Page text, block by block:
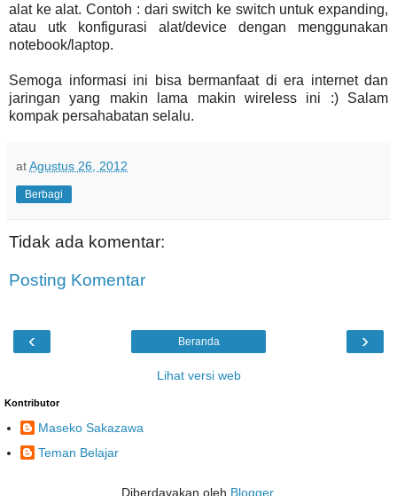
alat ke alat. Contoh : dari switch ke switch untuk expanding,
atau utk konfigurasi alat/device dengan menggunakan
notebook/laptop.
Semoga informasi ini bisa bermanfaat di era internet dan
jaringan yang makin lama makin wireless ini :) Salam
kompak persahabatan selalu.
atAgustus 26, 2012
Berbagi
Tidak ada komentar:
Posting Komentar
‹ ›
Beranda
Lihat versi web
Kontributor
Maseko Sakazawa
Teman Belajar
Diberdayakan oleh Blogger.